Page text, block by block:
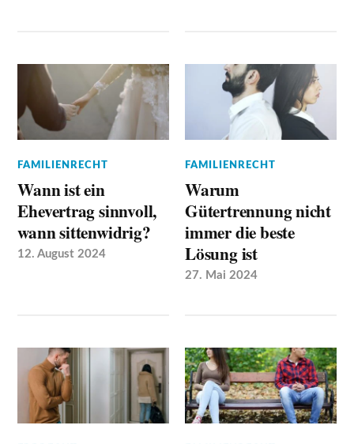
FAMILIENRECHT
Wann ist ein
Ehevertrag sinnvoll,
wann sittenwidrig?
12. August 2024
FAMILIENRECHT
Warum
Gütertrennung nicht
immer die beste
Lösung ist
27. Mai 2024